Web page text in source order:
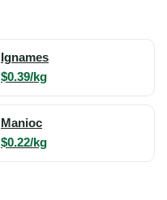
Ignames
$0.39/kg
Manioc
$0.22/kg